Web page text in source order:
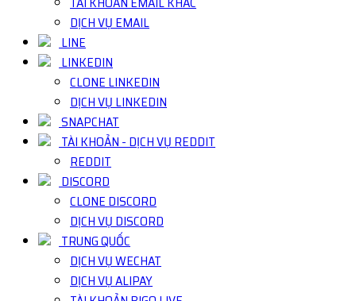
DỊCH VỤ EMAIL
LINE
LINKEDIN
CLONE LINKEDIN
DỊCH VỤ LINKEDIN
SNAPCHAT
TÀI KHOẢN - DỊCH VỤ REDDIT
REDDIT
DISCORD
CLONE DISCORD
DỊCH VỤ DISCORD
TRUNG QUỐC
DỊCH VỤ WECHAT
DỊCH VỤ ALIPAY